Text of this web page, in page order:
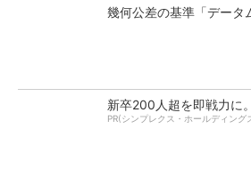
幾何公差の基準「データ
新卒200人超を即戦力に
PR(シンプレクス・ホールディング